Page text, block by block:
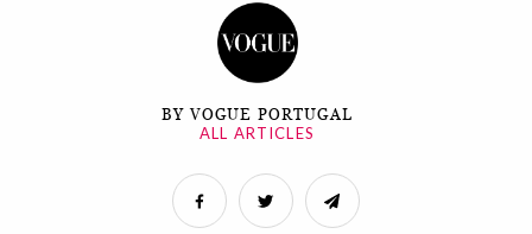
BY VOGUE PORTUGAL
ALL ARTICLES